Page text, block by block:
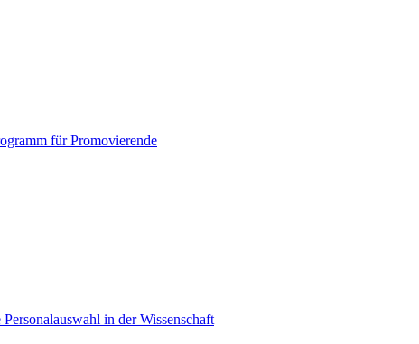
für Promovierende
in der Wissenschaft